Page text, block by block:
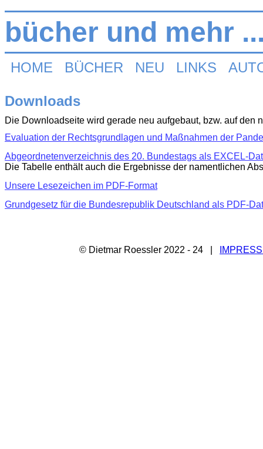
bücher und mehr
HOME BÜCHER NEU LINKS
Downloads
Die Downloadseite wird gerade neu aufgebaut, bzw. auf den
Evaluation der Rechtsgrundlagen und Maßnahmen der P
Abgeordnetenverzeichnis des 20. Bundestags als EXCEL-
Die Tabelle enthält auch die Ergebnisse der namentlichen
Unsere Lesezeichen im PDF-Format
Grundgesetz für die Bundesrepublik Deutschland als PDF-
© Dietmar Roessler 2022 - 24 |